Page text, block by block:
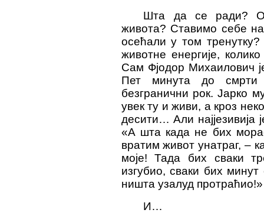
Шта да се ради?
живота? Ставимо себе
осећали у том
животне енергије,
Сам Фјодор Михаилович
Пет минута до смрти
безгранични рок. Јарко
увек ту и живи, а кроз
десити… Али најјезивија
«А шта када не бих
вратим живот унатраг, –
моје! Тада бих сваки
изгубио, сваки бих
ништа узалуд протраћио!»
И…